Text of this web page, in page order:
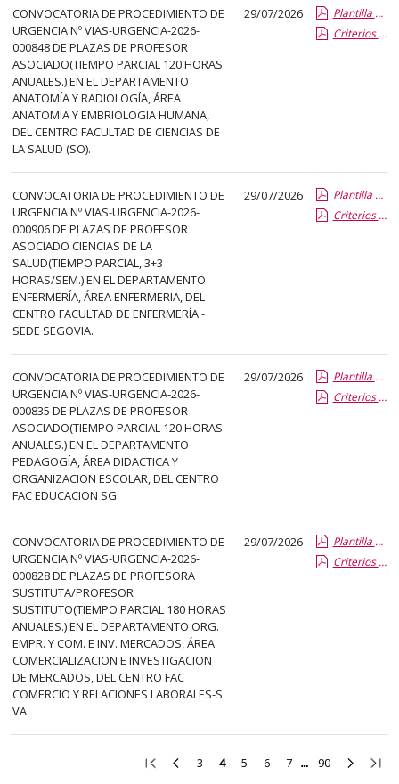
CONVOCATORIA DE PROCEDIMIENTO DE
URGENCIA Nº VIAS-URGENCIA-2026-
000848 DE PLAZAS DE PROFESOR
ASOCIADO(TIEMPO PARCIAL 120 HORAS
ANUALES.) EN EL DEPARTAMENTO
ANATOMÍA Y RADIOLOGÍA, ÁREA
ANATOMIA Y EMBRIOLOGIA HUMANA,
DEL CENTRO FACULTAD DE CIENCIAS DE
LA SALUD (SO).
29/07/2026
Plantilla de Publicacion Vias de Urgencia
Criterios especificos
CONVOCATORIA DE PROCEDIMIENTO DE
URGENCIA Nº VIAS-URGENCIA-2026-
000906 DE PLAZAS DE PROFESOR
ASOCIADO CIENCIAS DE LA
SALUD(TIEMPO PARCIAL, 3+3
HORAS/SEM.) EN EL DEPARTAMENTO
ENFERMERÍA, ÁREA ENFERMERIA, DEL
CENTRO FACULTAD DE ENFERMERÍA -
SEDE SEGOVIA.
29/07/2026
Plantilla de Publicacion Vias de Urgencia
Criterios especificos
CONVOCATORIA DE PROCEDIMIENTO DE
URGENCIA Nº VIAS-URGENCIA-2026-
000835 DE PLAZAS DE PROFESOR
ASOCIADO(TIEMPO PARCIAL 120 HORAS
ANUALES.) EN EL DEPARTAMENTO
PEDAGOGÍA, ÁREA DIDACTICA Y
ORGANIZACION ESCOLAR, DEL CENTRO
FAC EDUCACION SG.
29/07/2026
Plantilla de Publicacion Vias de Urgencia
Criterios especificos
CONVOCATORIA DE PROCEDIMIENTO DE
URGENCIA Nº VIAS-URGENCIA-2026-
000828 DE PLAZAS DE PROFESORA
SUSTITUTA/PROFESOR
SUSTITUTO(TIEMPO PARCIAL 180 HORAS
ANUALES.) EN EL DEPARTAMENTO ORG.
EMPR. Y COM. E INV. MERCADOS, ÁREA
COMERCIALIZACION E INVESTIGACION
DE MERCADOS, DEL CENTRO FAC
COMERCIO Y RELACIONES LABORALES-S
VA.
29/07/2026
Plantilla de Publicacion Vias de Urgencia
Criterios especificos
Ir
Ir
3Ir
4 5 6Ir
7Ir
90Ir
Ir
Ir